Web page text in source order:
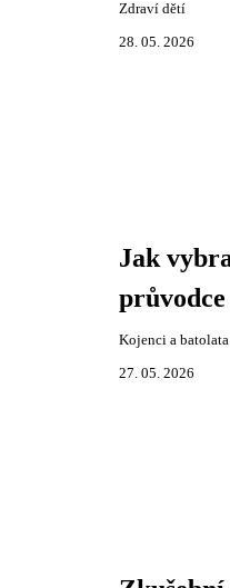
Zdraví dětí
28. 05. 2026
Jak
Kojenci a batolata
27. 05. 2026